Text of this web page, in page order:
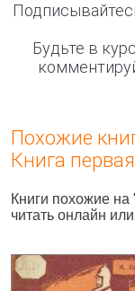
Будьте в
Похожие
Книга
Книги похожие
читать онлайн